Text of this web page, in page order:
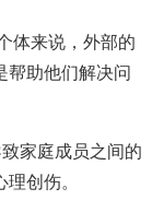
体来说，外部的
帮助他们解决问
家庭成员之间的
创伤。